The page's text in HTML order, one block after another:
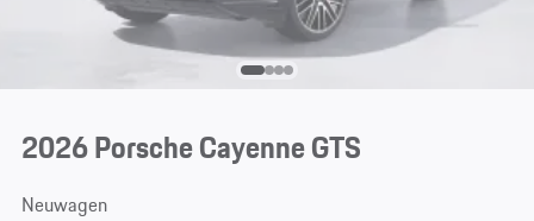
2026 Porsche Cayenne GTS
Neuwagen